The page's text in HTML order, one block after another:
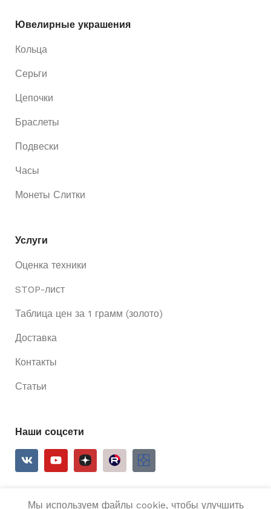
Ювелирные украшения
Кольца
Серьги
Цепочки
Браслеты
Подвески
Часы
Монеты Слитки
Услуги
Оценка техники
STOP-лист
Таблица цен за 1 грамм (золото)
Доставка
Контакты
Статьи
Наши соцсети
Мы используем файлы cookie, чтобы улучшить